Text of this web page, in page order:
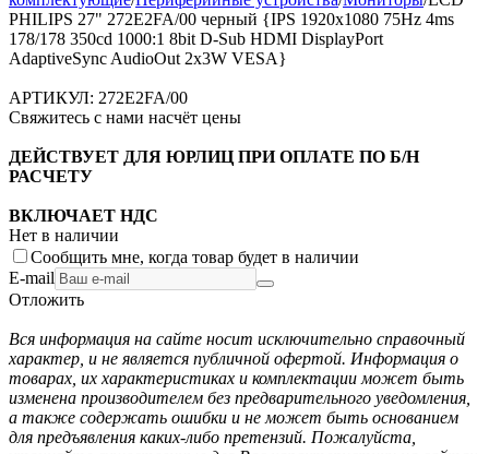
PHILIPS 27" 272E2FA/00 черный {IPS 1920x1080 75Hz 4ms
178/178 350cd 1000:1 8bit D-Sub HDMI DisplayPort
AdaptiveSync AudioOut 2x3W VESA}
АРТИКУЛ: 272E2FA/00
Свяжитесь с нами насчёт цены
ДЕЙСТВУЕТ ДЛЯ ЮРЛИЦ ПРИ ОПЛАТЕ ПО Б/Н
РАСЧЕТУ
ВКЛЮЧАЕТ НДС
Нет в наличии
Сообщить мне, когда товар будет в наличии
E-mail
Отложить
Вся информация на сайте носит исключительно справочный
характер, и не является публичной офертой. Информация о
товарах, их характеристиках и комплектации может быть
изменена производителем без предварительного уведомления,
а также содержать ошибки и не может быть основанием
для предъявления каких-либо претензий. Пожалуйста,